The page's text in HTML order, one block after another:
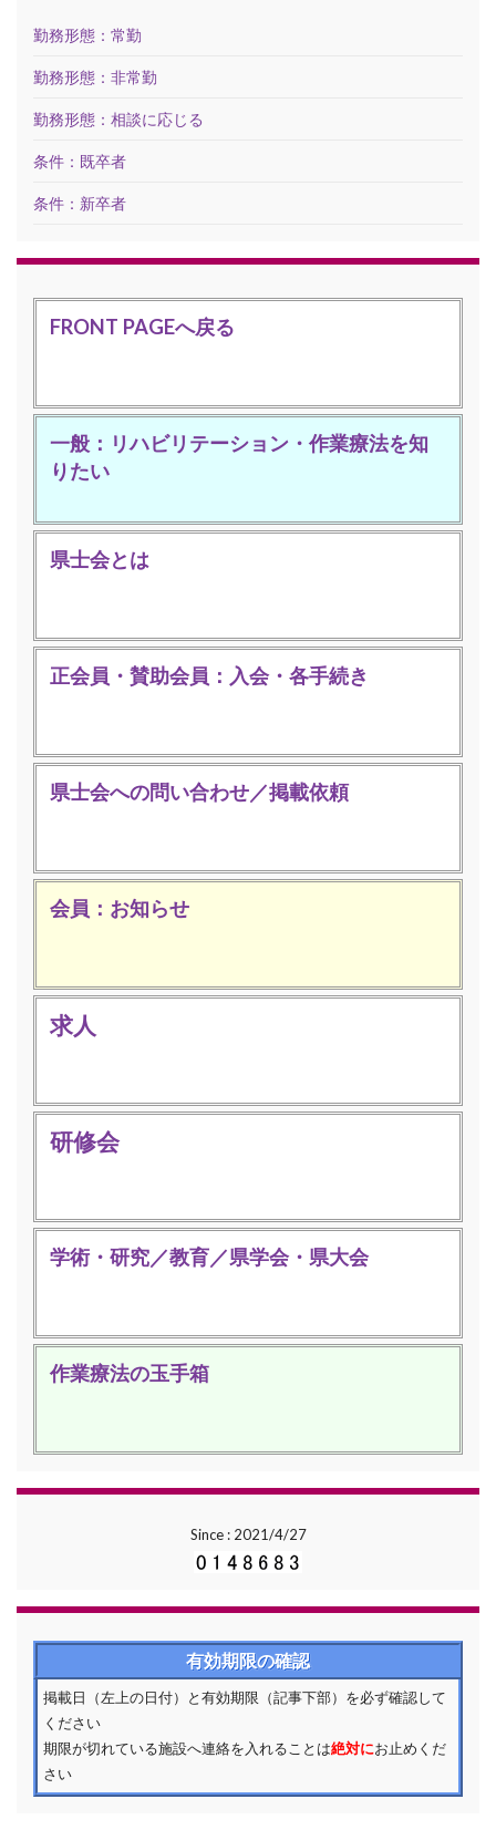
勤務形態：常勤
勤務形態：非常勤
勤務形態：相談に応じる
条件：既卒者
条件：新卒者
FRONT PAGEへ戻る
一般：リハビリテーション・作業療法を知
りたい
県士会とは
正会員・賛助会員：入会・各手続き
県士会への問い合わせ／掲載依頼
会員：お知らせ
求人
研修会
学術・研究／教育／県学会・県大会
作業療法の玉手箱
Since : 2021/4/27
有効期限の確認
掲載日（左上の日付）と有効期限（記事下部）を必ず確認して
ください
期限が切れている施設へ連絡を入れることは絶対にお止めくだ
さい